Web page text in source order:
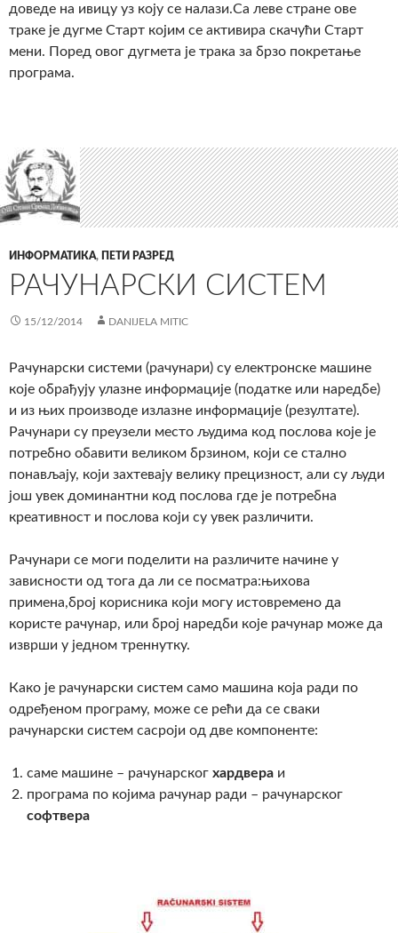
доведе на ивицу уз коју се налази.Са леве стране ове
траке је дугме Старт којим се активира скачући Старт
мени. Поред овог дугмета је трака за брзо покретање
програма.
ИНФОРМАТИКА, ПЕТИ РАЗРЕД
РАЧУНАРСКИ СИСТЕМ
15/12/2014 DANIJELA MITIC
Рачунарски системи (рачунари) су електронске машине
које обрађују улазне информације (податке или наредбе)
и из њих производе излазне информације (резултате).
Рачунари су преузели место људима код послова које је
потребно обавити великом брзином, који се стално
понављају, који захтевају велику прецизност, али су људи
још увек доминантни код послова где је потребна
креативност и послова који су увек различити.
Рачунари се моги поделити на различите начине у
зависности од тога да ли се посматра:њихова
примена,број корисника који могу истовремено да
користе рачунар, или број наредби које рачунар може да
изврши у једном треннутку.
Како је рачунарски систем само машина која ради по
одређеном програму, може се рећи да се сваки
рачунарски систем сасроји од две компоненте:
саме машине – рачунарског хардвера и
програма по којима рачунар ради – рачунарског
софтвера